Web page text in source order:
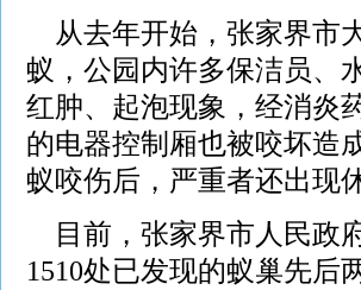
从去年开始，张家界市
蚁，公园内许多保洁员、
红肿、起泡现象，经消炎
的电器控制厢也被咬坏造
蚁咬伤后，严重者还出现
目前，张家界市人民政
1510处已发现的蚁巢先后